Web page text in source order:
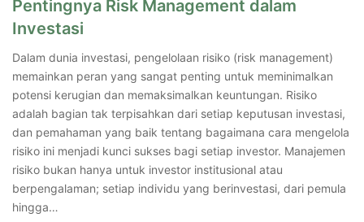
Pentingnya Risk Management dalam
Investasi
Dalam dunia investasi, pengelolaan risiko (risk management)
memainkan peran yang sangat penting untuk meminimalkan
potensi kerugian dan memaksimalkan keuntungan. Risiko
adalah bagian tak terpisahkan dari setiap keputusan investasi,
dan pemahaman yang baik tentang bagaimana cara mengelola
risiko ini menjadi kunci sukses bagi setiap investor. Manajemen
risiko bukan hanya untuk investor institusional atau
berpengalaman; setiap individu yang berinvestasi, dari pemula
hingga…